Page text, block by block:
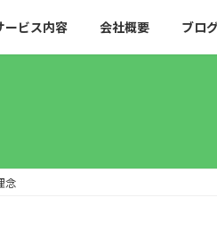
ービス内容 会社概要 ブロ
念